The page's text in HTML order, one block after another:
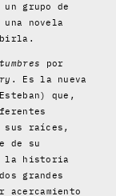
grupo de
novela
por
. Es la nueva
que,
sus raíces,
de su
la historia
grandes
acercamiento